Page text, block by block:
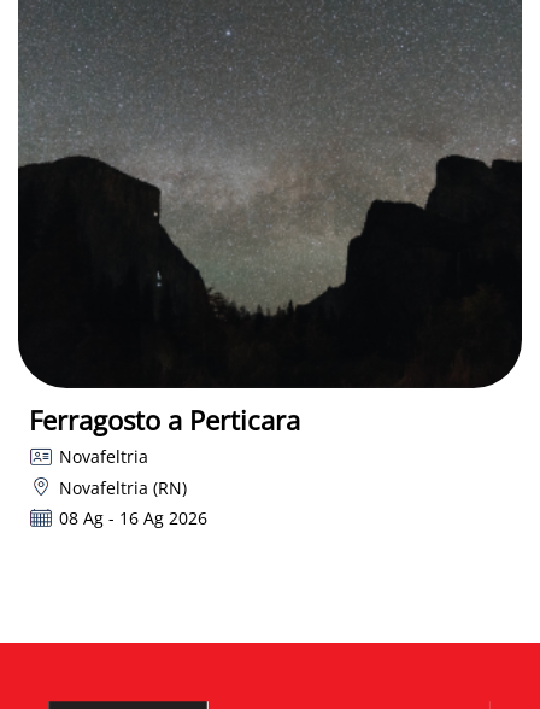
Ferragosto a Perticara
Novafeltria
Novafeltria (RN)
08 Ag - 16 Ag 2026